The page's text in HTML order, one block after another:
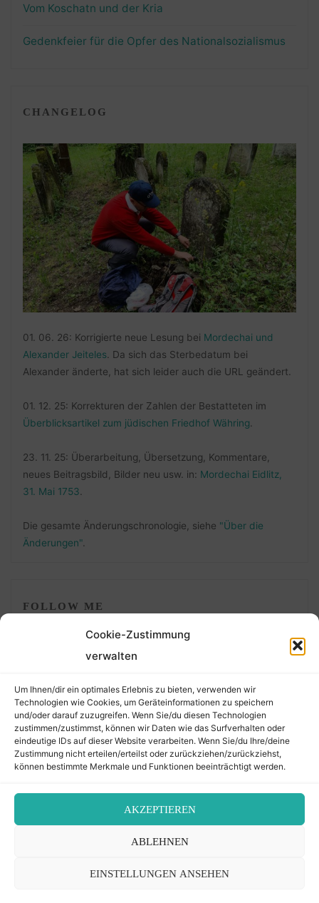
Cookie-Zustimmung
verwalten
Um Ihnen/dir ein optimales Erlebnis zu bieten, verwenden wir
Technologien wie Cookies, um Geräteinformationen zu speichern
und/oder darauf zuzugreifen. Wenn Sie/du diesen Technologien
zustimmen/zustimmst, können wir Daten wie das Surfverhalten oder
eindeutige IDs auf dieser Website verarbeiten. Wenn Sie/du Ihre/deine
Zustimmung nicht erteilen/erteilst oder zurückziehen/zurückziehst,
können bestimmte Merkmale und Funktionen beeinträchtigt werden.
AKZEPTIEREN
ABLEHNEN
EINSTELLUNGEN ANSEHEN
Vom Koschatn und der Kria
Gedenkfeier für die Opfer des Nationalsozialismus
CHANGELOG
01. 06. 26: Korrigierte neue Lesung bei Mordechai und
Alexander Jeiteles . Da sich das Sterbedatum bei
Alexander änderte, hat sich leider auch die URL geändert.
01. 12. 25: Korrekturen der Zahlen der Bestatteten im
Überblicksartikel zum jüdischen Friedhof Währing
23. 11. 25: Überarbeitung, Übersetzung, Kommentare,
neues Beitragsbild, Bilder neu usw. in: Mordechai Eidlitz,
31. Mai 1753
Die gesamte Änderungschronologie, siehe "Über die
Änderungen".
FOLLOW ME
©2026 Der Transkribierer
Kontakt / Impressum
Cookie-Richtlinie (EU)
Back
to